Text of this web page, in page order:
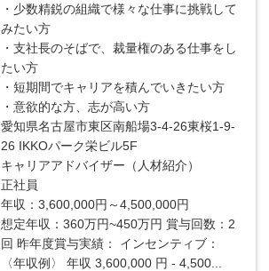
・少数精鋭の組織で様々な仕事に挑戦して
みたい方
・支社長のそばで、裁量権のある仕事をし
たい方
・短期間でキャリアを積んでいきたい方
・意欲的な方、志が高い方
愛知県名古屋市東区南船場3-4-26東桜1-9-
26 IKKOパーク栄ビル5F
キャリアアドバイザー（人材紹介）
正社員
年収：3,600,000円～4,500,000円
想定年収：360万円~450万円 賞与回数：2
回 昨年度賞与実績： インセンティブ：
〈年収例〉 年収 3,600,000 円 - 4,500...